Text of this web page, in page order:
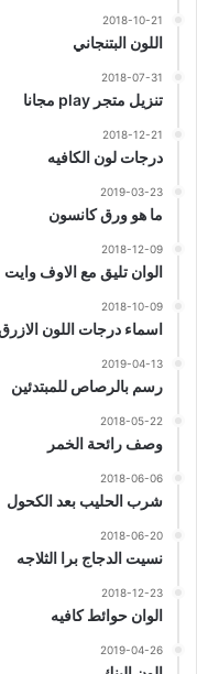
2018-10-21
اللون البتنجاني
2018-07-31
تنزيل متجر play مجانا
2018-12-21
درجات لون الكافيه
2019-03-23
ما هو ورق كانسون
2018-12-09
الوان تليق مع الاوف وايت
2018-10-09
اسماء درجات اللون
2019-04-13
رسم بالرصاص للمبتدئين
2018-05-22
وصف رائحة الخمر
2018-06-06
شرب الحليب بعد الكحول
2018-06-20
نسيت الدجاج برا الثلاجه
2018-12-23
الوان حوائط كافيه
2019-04-26